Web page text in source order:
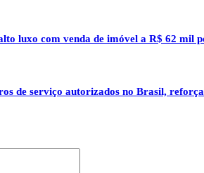
luxo com venda de imóvel a R$ 62 mil
de serviço autorizados no Brasil,